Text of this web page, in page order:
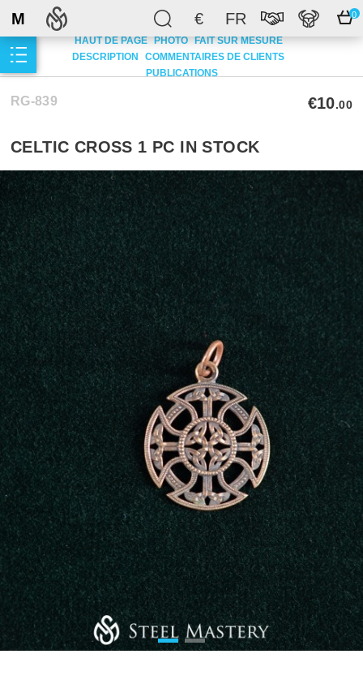
€ FR 0
M
HAUT DE PAGE PHOTO FAIT SUR MESURE
DESCRIPTION
COMMENTAIRES DE CLIENTS
PUBLICATIONS
RG-839 €10.00
CELTIC CROSS 1 PC IN STOCK